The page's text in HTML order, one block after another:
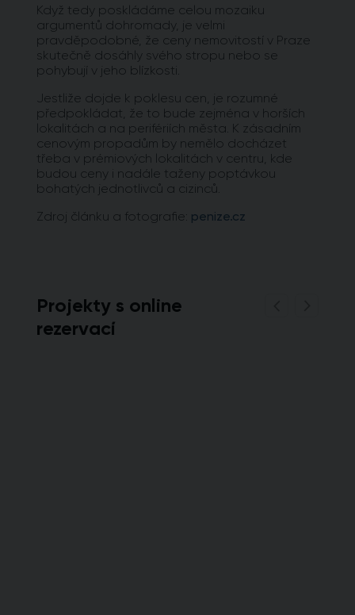
Když tedy poskládáme celou mozaiku
argumentů dohromady, je velmi
pravděpodobné, že ceny nemovitostí v Praze
skutečně dosáhly svého stropu nebo se
pohybují v jeho blízkosti.
Jestliže dojde k poklesu cen, je rozumné
předpokládat, že to bude zejména v horších
lokalitách a na perifériích města. K zásadním
cenovým propadům by nemělo docházet
třeba v prémiových lokalitách v centru, kde
budou ceny i nadále taženy poptávkou
bohatých jednotlivců a cizinců.
Zdroj článku a fotografie: penize.cz
Projekty s online
rezervací